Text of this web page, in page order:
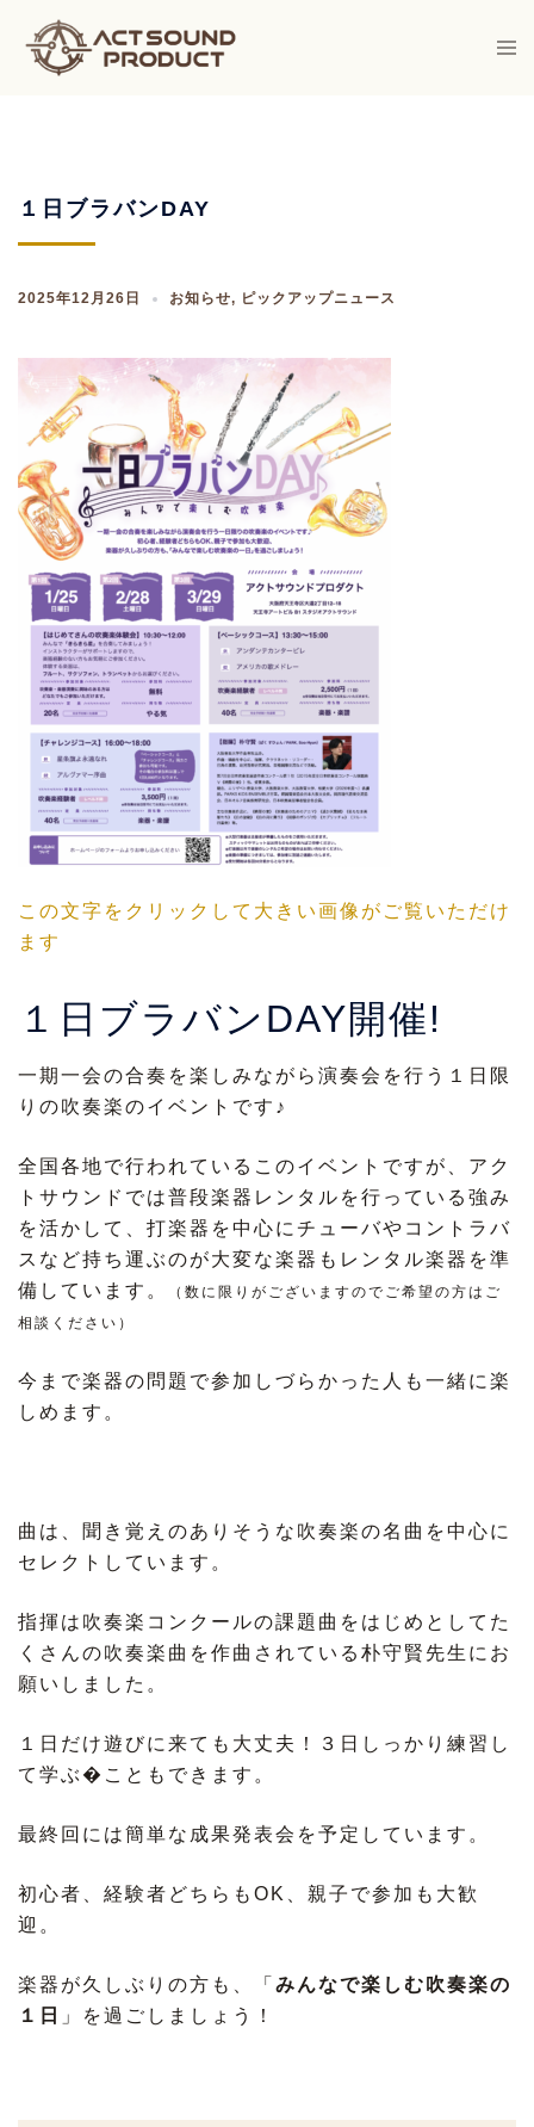
content
１日ブラバンDAY
2025年12月26日 お知らせ, ピックアップニュース
この文字をクリックして大きい画像がご覧いただけ
ます
１日ブラバンDAY開催!
一期一会の合奏を楽しみながら演奏会を行う１日限
りの吹奏楽のイベントです♪
全国各地で行われているこのイベントですが、アク
トサウンドでは普段楽器レンタルを行っている強み
を活かして、打楽器を中心にチューバやコントラバ
スなど持ち運ぶのが大変な楽器もレンタル楽器を準
備しています。
（数に限りがございますのでご希望の方はご
相談ください）
今まで楽器の問題で参加しづらかった人も一緒に楽
しめます。
曲は、聞き覚えのありそうな吹奏楽の名曲を中心に
セレクトしています。
指揮は吹奏楽コンクールの課題曲をはじめとしてた
くさんの吹奏楽曲を作曲されている朴守賢先生にお
願いしました。
１日だけ遊びに来ても大丈夫！３日しっかり練習し
て学ぶ�こともできます。
最終回には簡単な成果発表会を予定しています。
初心者、経験者どちらもOK、親子で参加も大歓
迎。
楽器が久しぶりの方も、「 みんなで楽しむ吹奏楽の
１日
」を過ごしましょう！